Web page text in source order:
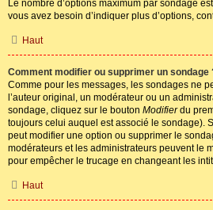
Le nombre d’options maximum par sondage
vous avez besoin d’indiquer plus d’options,
Haut
Comment modifier ou supprimer un sondage
Comme pour les messages, les sondages ne
l’auteur original, un modérateur ou un
sondage, cliquez sur le bouton Modifierdu
toujours celui auquel est associé le sondage).
peut modifier une option ou supprimer le
modérateurs et les administrateurs peuvent le
pour empêcher le trucage en changeant les
Haut